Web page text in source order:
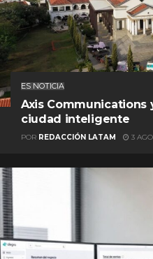
ES NOTICIA
Axis Communications
ciudad inteligente
POR REDACCIÓN LATAM 3